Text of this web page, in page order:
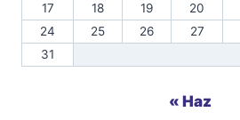
17
18 19 20
24
25 26 27
31
« Haz